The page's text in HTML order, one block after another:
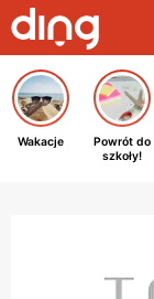
Wakacje
Powrót do
szkoły!